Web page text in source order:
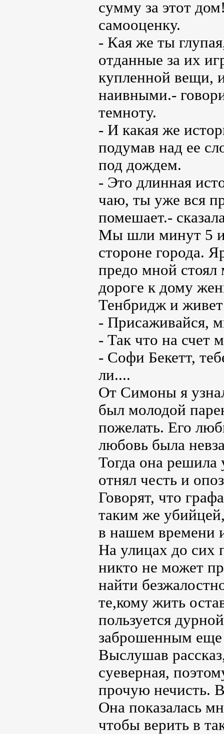
сумму за этот
самооценку.
- Кая же ты
отданные за их
купленной вещи,
наивными.-
темноту.
- И какая же
подумав над ее
под дождем.
- Это длинная
чаю, ты уже вся
помешает.-
Мы шли минут 5 и
стороне города.
предо мной
дороге к дому
Тенбридж и
- Присаживайся,
- Так что на счет
- Софи Бекетт,
ли....
От Симоны я
был молодой
пожелать. Его
любовь была
Тогда она решила
отнял честь и
Говорят, что
таким же
в нашем времени
На улицах до сих
никто не может
найти
те,кому жить
пользуется
заброшенным еще
Выслушав
суеверная,
прочую нечисть.
Она показалась
чтобы верить в